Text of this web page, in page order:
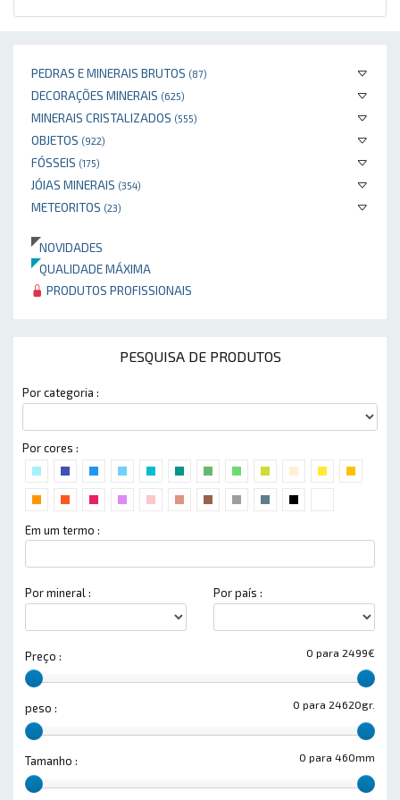
PEDRAS E MINERAIS BRUTOS (87)
DECORAÇÕES MINERAIS (625)
MINERAIS CRISTALIZADOS (555)
OBJETOS (922)
FÓSSEIS (175)
JÓIAS MINERAIS (354)
METEORITOS (23)
NOVIDADES
QUALIDADE MÁXIMA
PRODUTOS PROFISSIONAIS
PESQUISA DE PRODUTOS
Por categoria :
Por cores :
Em um termo :
Por mineral : Por país :
0 para 2499€
Preço :
0 para 24620gr.
peso :
0 para 460mm
Tamanho :